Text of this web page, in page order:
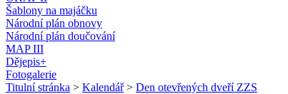
Šablony na majáčku
Národní plán obnovy
Národní plán doučování
MAP III
Dějepis+
Fotogalerie
Titulní stránka > Kalendář> Den otevřených dveří ZZS